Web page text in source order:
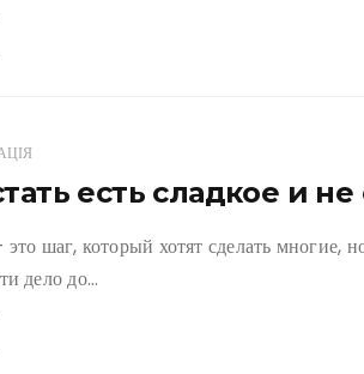
есть сладкое и не
шаг, который хотят сделать многие,
дело до…